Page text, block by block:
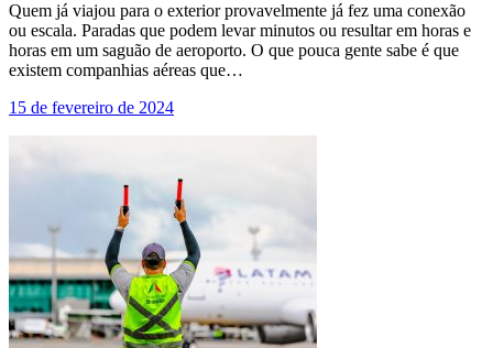
Quem já viajou para o exterior provavelmente já fez uma conexão
ou escala. Paradas que podem levar minutos ou resultar em horas e
horas em um saguão de aeroporto. O que pouca gente sabe é que
existem companhias aéreas que…
15 de fevereiro de 2024